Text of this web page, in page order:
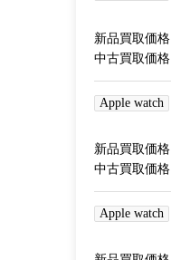
新品買取価格
中古買取価格
Apple watch
新品買取価格
中古買取価格
Apple watch